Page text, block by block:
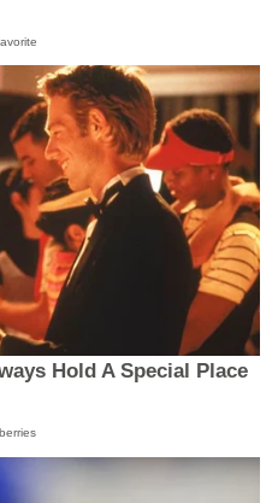
Hold A Special Place